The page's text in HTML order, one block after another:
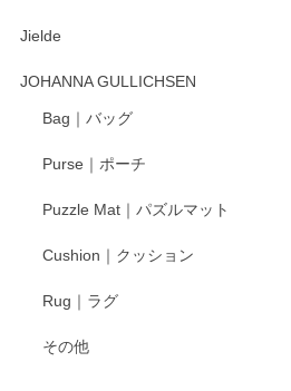
Jielde
JOHANNA GULLICHSEN
Bag｜バッグ
Purse｜ポーチ
Puzzle Mat｜パズルマット
Cushion｜クッション
Rug｜ラグ
その他